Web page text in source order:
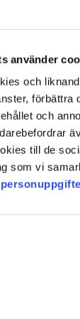
använder
och
förbättra
och
till de
som vi
Hållén
ner
TN.
Allhorn